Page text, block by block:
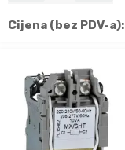
Cijena (bez PDV-a):